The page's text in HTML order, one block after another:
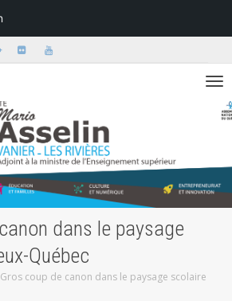
Activer/
dans le paysage
Québec
Gros coup de canon dans le paysage scolaire